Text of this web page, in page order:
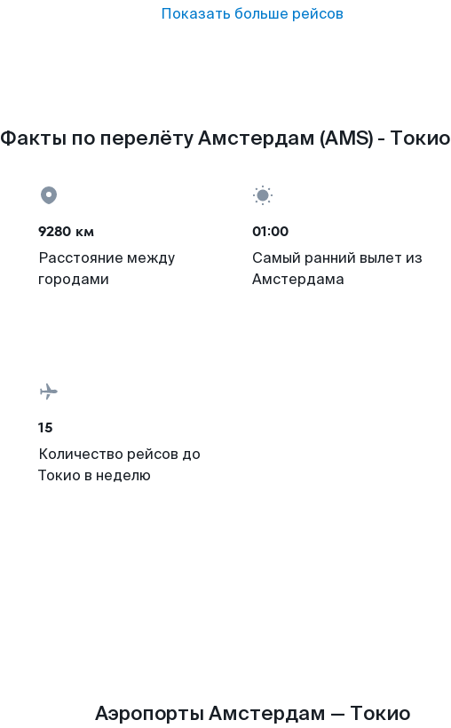
Показать больше рейсов
Факты по перелёту Амстердам (AMS) - Токио
9280 км
Расстояние между
городами
01:00
Самый ранний вылет из
Амстердама
15
Количество рейсов до
Токио в неделю
Аэропорты Амстердам — Токио